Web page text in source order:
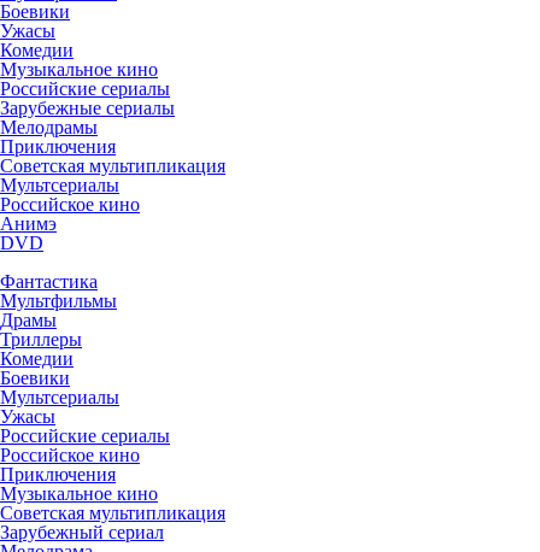
Боевики
Ужасы
Комедии
Музыкальное кино
Российские сериалы
Зарубежные сериалы
Мелодрамы
Приключения
Советская мультипликация
Мультсериалы
Российское кино
Анимэ
DVD
Фантастика
Мультфильмы
Драмы
Триллеры
Комедии
Боевики
Мультсериалы
Ужасы
Российские сериалы
Российское кино
Приключения
Музыкальное кино
Советская мультипликация
Зарубежный сериал